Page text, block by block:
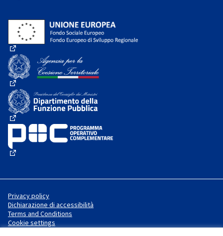
(External link)
(External link)
(External link)
Privacy policy
Dichiarazione di accessibilità
Terms and Conditions
Cookie settings